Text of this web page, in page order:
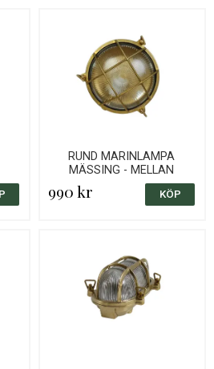
RUND MARINLAMPA
MÄSSING - MELLAN
990 kr